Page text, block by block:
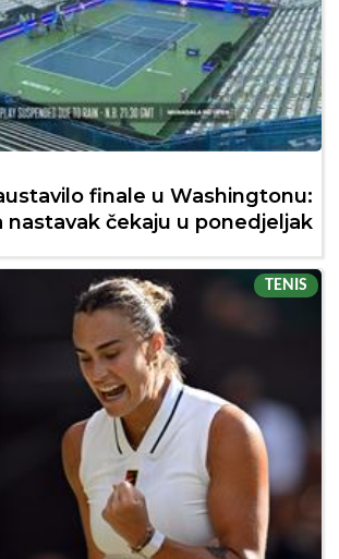
finale u Washingtonu:
nastavak čekaju u ponedjeljak
TENIS